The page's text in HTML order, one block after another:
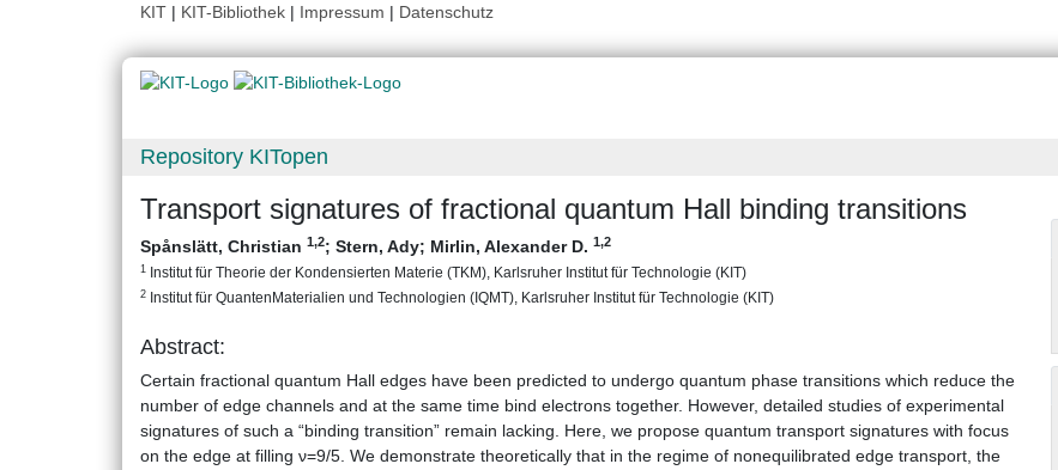
KIT | KIT-Bibliothek | Impressum | Datenschutz
Repository KITopen
Transport signatures of fractional quantum Hall binding transitions
Spånslätt, Christian 1,2; Stern, Ady; Mirlin, Alexander D. 1,2
1 Institut für Theorie der Kondensierten Materie (TKM), Karlsruher Institut für Technologie (KIT)
2 Institut für QuantenMaterialien und Technologien (IQMT), Karlsruher Institut für Technologie (KIT)
Abstract:
Certain fractional quantum Hall edges have been predicted to undergo quantum phase transitions which reduce the
number of edge channels and at the same time bind electrons together. However, detailed studies of experimental
signatures of such a “binding transition” remain lacking. Here, we propose quantum transport signatures with focus
on the edge at filling ν=9/5. We demonstrate theoretically that in the regime of nonequilibrated edge transport, the